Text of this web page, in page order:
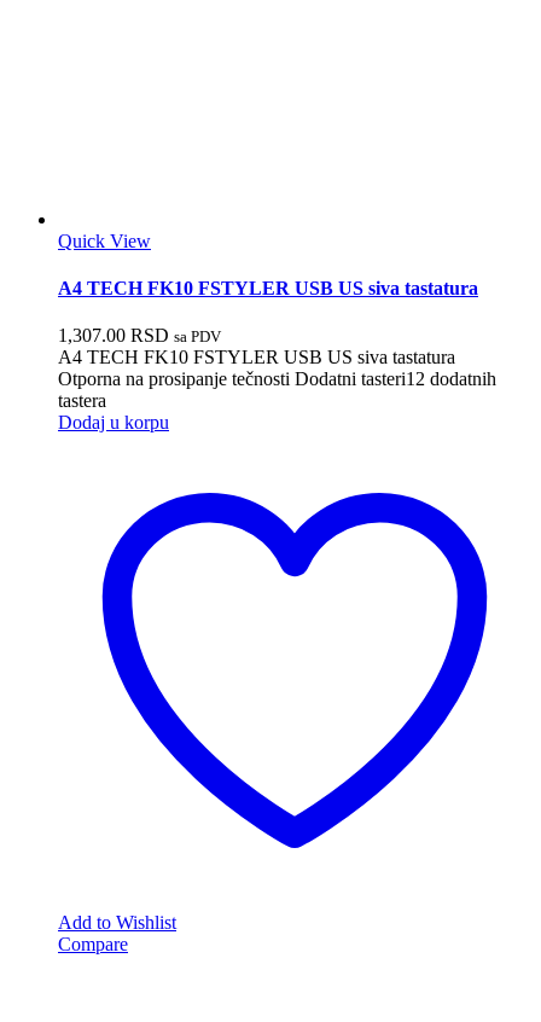
Quick View
A4 TECH FK10 FSTYLER USB US siva tastatura
1,307.00 RSD sa PDV
A4 TECH FK10 FSTYLER USB US siva tastatura
Otporna na prosipanje tečnosti Dodatni tasteri12 dodatnih
tastera
Dodaj u korpu
Add to Wishlist
Compare